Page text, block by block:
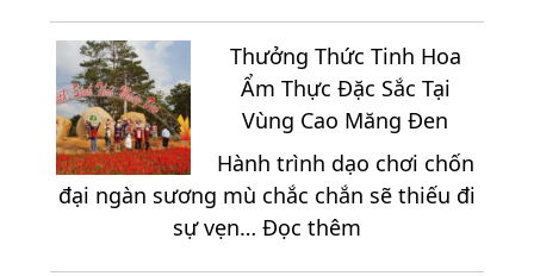
Tại
Vùng
Đất
Thép
Chi
Lịch
Long
Hải
3
Ngày
2
Sắp
Thưởng Thức Tinh Hoa
Ẩm Thực Đặc Sắc Tại
Vùng Cao Măng Đen
Hành trình dạo chơi chốn
đại ngàn sương mù chắc chắn sẽ thiếu đi
sự vẹn… Đọc thêm